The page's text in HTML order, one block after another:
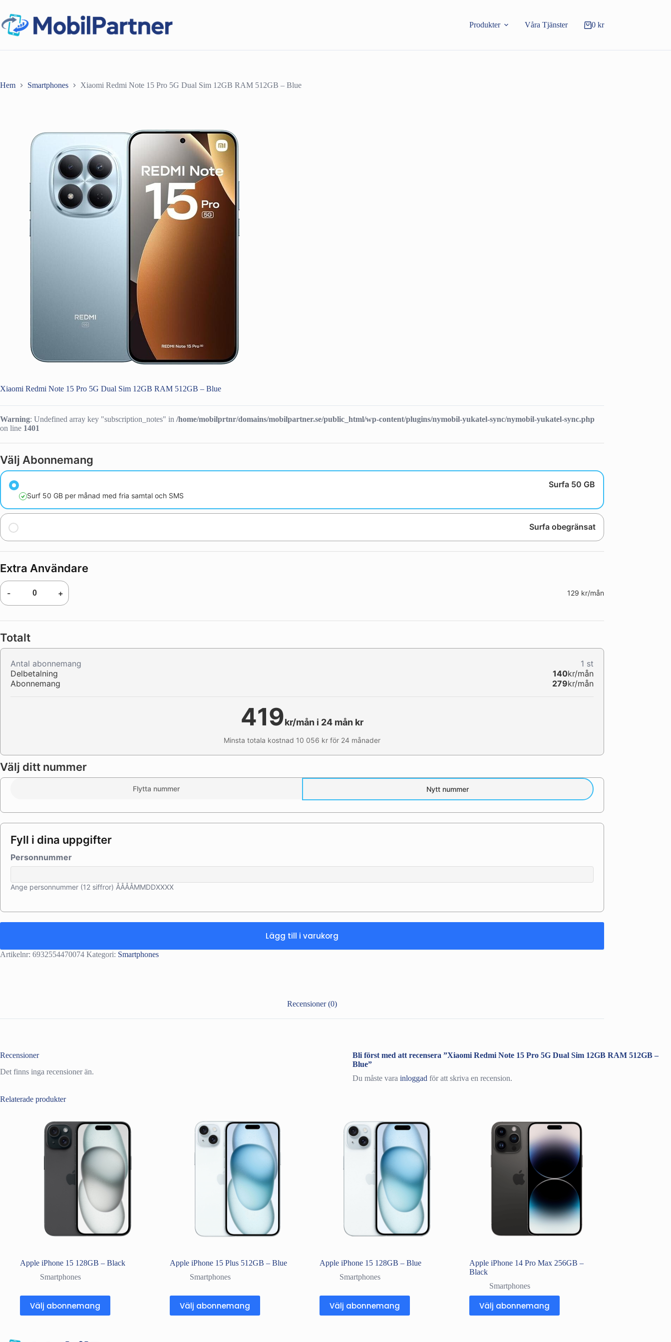
innehåll
Produkter Våra Tjänster Varukorg
0 kr
Hem Smartphones Xiaomi Redmi Note 15 Pro 5G Dual Sim 12GB RAM 512GB – Blue
Xiaomi Redmi Note 15 Pro 5G Dual Sim 12GB RAM 512GB – Blue
Warning: Undefined array key "subscription_notes" in /home/mobilprtnr/domains/mobilpartner.se/public_html/wp-content/plugins/nymobil-yukatel-sync/nymobil-yukatel-sync.php
on line 1401
Välj Abonnemang
Surfa 50 GB
Surf 50 GB per månad med fria samtal och SMS
Surfa obegränsat
Extra Användare
- + 129 kr/mån
Totalt
Antal abonnemang 1 st
Delbetalning
140kr/mån
Abonnemang
279kr/mån
419kr/mån i 24 mån kr
Minsta totala kostnad 10 056 kr för 24 månader
Välj ditt nummer
Flytta nummer Nytt nummer
Fyll i dina uppgifter
Personnummer
Ange personnummer (12 siffror) ÅÅÅÅMMDDXXXX
Lägg till i varukorg
Artikelnr: 6932554470074 Kategori: Smartphones
Recensioner (0)
Recensioner
Det finns inga recensioner än.
Bli först med att recensera ”Xiaomi Redmi Note 15 Pro 5G Dual Sim 12GB RAM 512GB –
Blue”
Du måste vara inloggadför att skriva en recension.
Relaterade produkter
Apple iPhone 15 128GB – Black
Smartphones
Välj abonnemang
Apple iPhone 15 Plus 512GB – Blue
Smartphones
Välj abonnemang
Apple iPhone 15 128GB – Blue
Smartphones
Välj abonnemang
Apple iPhone 14 Pro Max 256GB –
Black
Smartphones
Välj abonnemang